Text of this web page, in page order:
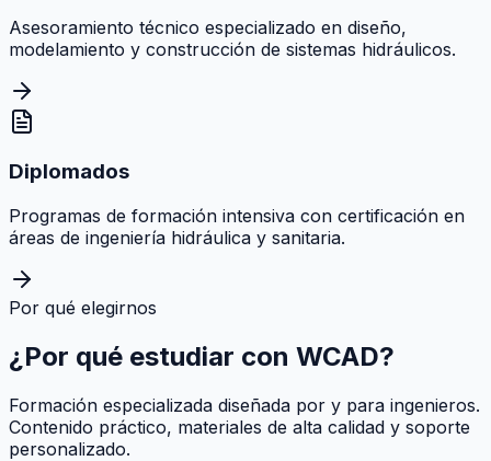
Asesoramiento técnico especializado en diseño,
modelamiento y construcción de sistemas hidráulicos.
Diplomados
Programas de formación intensiva con certificación en
áreas de ingeniería hidráulica y sanitaria.
Por qué elegirnos
¿Por qué estudiar con WCAD?
Formación especializada diseñada por y para ingenieros.
Contenido práctico, materiales de alta calidad y soporte
personalizado.